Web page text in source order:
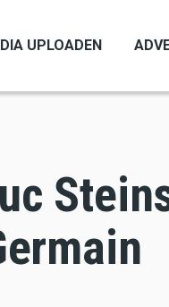
UPLOADEN